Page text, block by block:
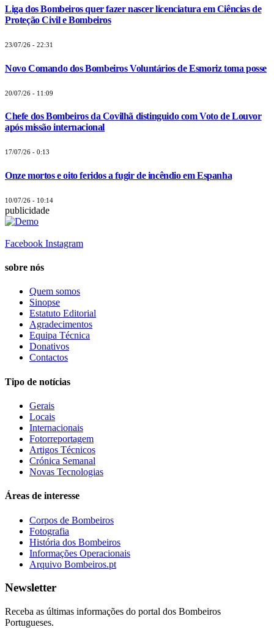
Liga dos Bombeiros quer fazer nascer licenciatura em Ciências de
Proteção Civil e Bombeiros
23/07/26 - 22:31
Novo Comando dos Bombeiros Voluntários de Esmoriz toma posse
20/07/26 - 11:09
Chefe dos Bombeiros da Covilhã distinguido com Voto de Louvor
após missão internacional
17/07/26 - 0:13
Onze mortos e oito feridos a fugir de incêndio em Espanha
10/07/26 - 10:14
publicidade
Facebook Instagram
sobre nós
Quem somos
Sinopse
Estatuto Editorial
Agradecimentos
Equipa Técnica
Donativos
Contactos
Tipo de notícias
Gerais
Locais
Internacionais
Fotorreportagem
Artigos Técnicos
Crónica Semanal
Novas Tecnologias
Áreas de interesse
Corpos de Bombeiros
Fotografia
História dos Bombeiros
Informações Operacionais
Arquivo Bombeiros.pt
Newsletter
Receba as últimas informações do portal dos Bombeiros
Portugueses.